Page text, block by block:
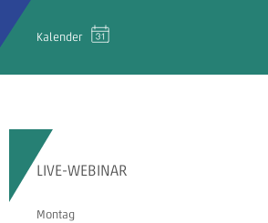
Kalender
LIVE-WEBINAR
Montag